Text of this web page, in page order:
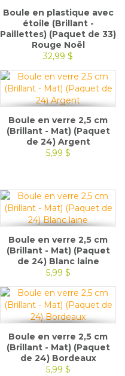
Boule en plastique avec
étoile (Brillant -
Paillettes) (Paquet de 33)
Rouge Noël
32,99 $
Boule en verre 2,5 cm
(Brillant - Mat) (Paquet
de 24) Argent
5,99 $
Boule en verre 2,5 cm
(Brillant - Mat) (Paquet
de 24) Blanc laine
5,99 $
Boule en verre 2,5 cm
(Brillant - Mat) (Paquet
de 24) Bordeaux
5,99 $